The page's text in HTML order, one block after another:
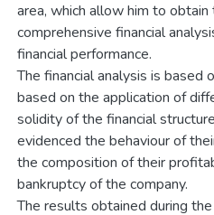
area, which allow him to
comprehensive financial
financial performance.
The financial analysis is based
based on the application of
solidity of the financial
evidenced the behaviour of
the composition of their
bankruptcy of the company.
The results obtained during